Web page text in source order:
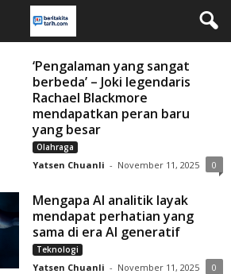
‘Pengalaman yang sangat
berbeda’ – Joki legendaris
Rachael Blackmore
mendapatkan peran baru
yang besar
Olahraga
Yatsen Chuanli - November 11, 2025 0
Mengapa AI analitik layak
mendapat perhatian yang
sama di era AI generatif
Teknologi
Yatsen Chuanli - November 11, 2025 0